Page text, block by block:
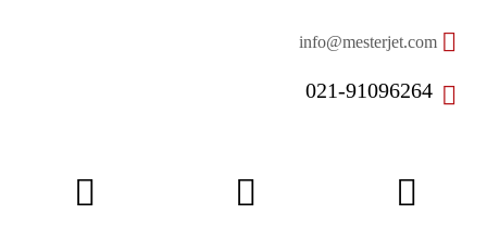
021-91096264